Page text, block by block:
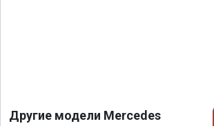
Другие модели Mercedes